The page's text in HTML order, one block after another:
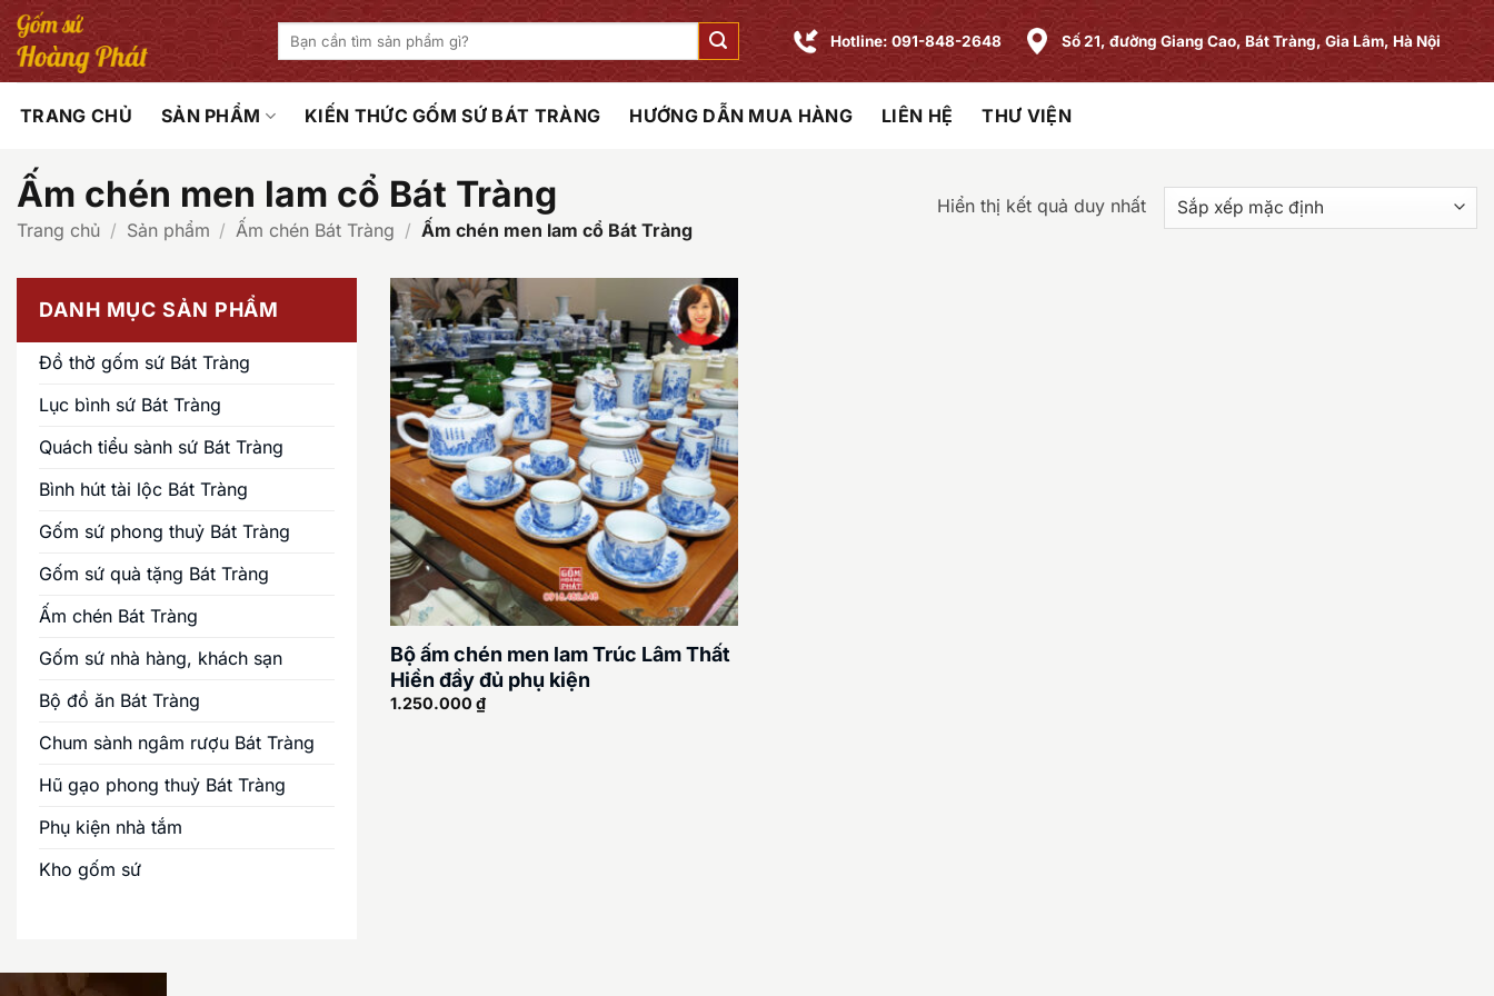
Bỏ
qua
nội
Tìm
kiếm:
Hotline: 091-848-2648 Số 21, đường Giang Cao, Bát Tràng, Gia Lâm, Hà Nội
TRANG CHỦ SẢN PHẨM KIẾN THỨC GỐM SỨ BÁT TRÀNG HƯỚNG DẪN MUA HÀNG LIÊN HỆ THƯ VIỆN
Ấm chén men lam cổ Bát Tràng
Trang chủ / Sản phẩm / Ấm chén Bát Tràng / Ấm chén men lam cổ Bát Tràng
Hiển thị kết quả duy nhất
DANH MỤC SẢN PHẨM
Đồ thờ gốm sứ Bát Tràng
Lục bình sứ Bát Tràng
Quách tiểu sành sứ Bát Tràng
Bình hút tài lộc Bát Tràng
Gốm sứ phong thuỷ Bát Tràng
Gốm sứ quà tặng Bát Tràng
Ấm chén Bát Tràng
Gốm sứ nhà hàng, khách sạn
Bộ đồ ăn Bát Tràng
Chum sành ngâm rượu Bát Tràng
Hũ gạo phong thuỷ Bát Tràng
Phụ kiện nhà tắm
Kho gốm sứ
Bộ ấm chén men lam Trúc Lâm Thất
Hiền đầy đủ phụ kiện
1.250.000 ₫